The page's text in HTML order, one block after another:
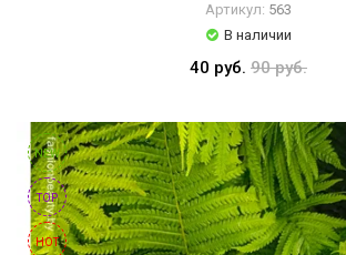
Артикул: 563
В наличии
40 руб. 90 руб.
NEW
TOP
HOT